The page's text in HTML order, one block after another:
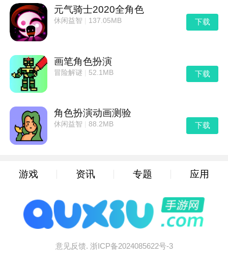
元气骑士2020全角色
休闲益智 137.05MB 下载
画笔角色扮演
冒险解谜| 52.1MB 下载
角色扮演动画测验
休闲益智 88.2MB 下载
游戏 资讯 专题 应用
意见反馈. 浙ICP备2024085622号-3